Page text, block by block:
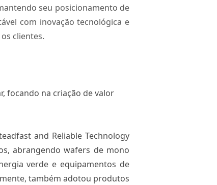
seu posicionamento de
com inovação tecnológica e
clientes.
focando na criação de valor
and Reliable Technology
abrangendo wafers de mono
verde e equipamentos de
também adotou produtos